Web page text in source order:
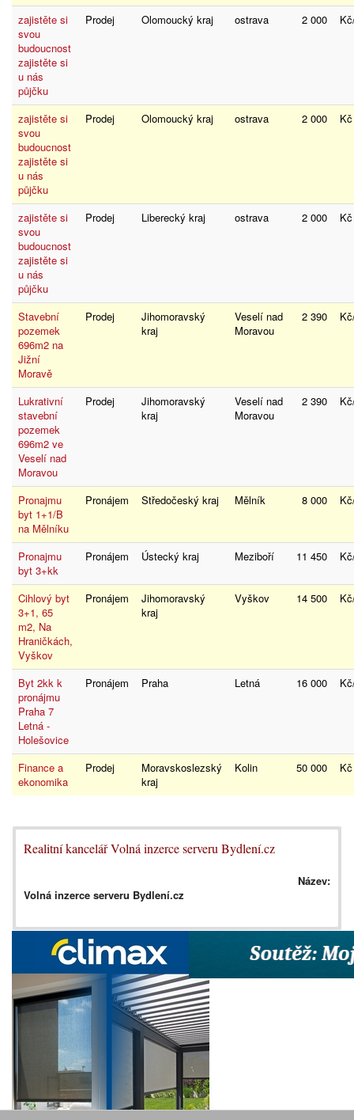
zajistěte si
svou
budoucnost
zajistěte si
u nás
půjčku
Prodej Olomoucký kraj ostrava 2 000
zajistěte si
svou
budoucnost
zajistěte si
u nás
půjčku
Prodej Olomoucký kraj ostrava 2 000
zajistěte si
svou
budoucnost
zajistěte si
u nás
půjčku
Prodej Liberecký kraj ostrava 2 000
Stavební
pozemek
696m2 na
Jižní
Moravě
Prodej
Jihomoravský
kraj
Veselí nad
Moravou
2 390
Lukrativní
stavební
pozemek
696m2 ve
Veselí nad
Moravou
Prodej
Jihomoravský
kraj
Veselí nad
Moravou
2 390
Pronajmu
byt 1+1/B
na Mělníku
Pronájem Středočeský kraj Mělník 8 000
Pronajmu
byt 3+kk
Pronájem Ústecký kraj Meziboří 11 450
Cihlový byt
3+1, 65
m2, Na
Hraničkách,
Vyškov
Pronájem
Jihomoravský
kraj
Vyškov 14 500
Byt 2kk k
pronájmu
Praha 7
Letná -
Holešovice
Pronájem Praha Letná 16 000
Finance a
ekonomika
Prodej
Moravskoslezský
kraj
Kolin 50 000
Realitní kancelář Volná inzerce serveru Bydlení.cz
Název:
Volná inzerce serveru Bydlení.cz